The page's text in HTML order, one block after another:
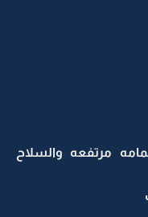
مرتفعه والسلاح